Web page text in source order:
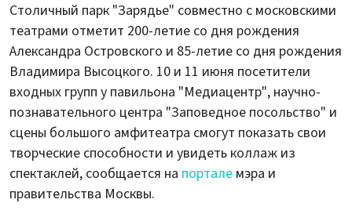
Столичный парк "Зарядье" совместно с московскими
театрами отметит 200-летие со дня рождения
Александра Островского и 85-летие со дня рождения
Владимира Высоцкого. 10 и 11 июня посетители
входных групп у павильона "Медиацентр", научно-
познавательного центра "Заповедное посольство" и
сцены большого амфитеатра смогут показать свои
творческие способности и увидеть коллаж из
спектаклей, сообщается на портале мэра и
правительства Москвы.